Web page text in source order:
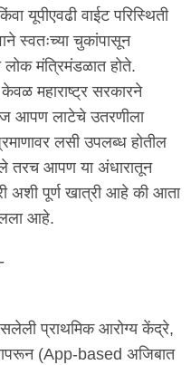
यूपीएवढी वाईट परिस्थिती
स्वतःच्या चुकांपासून
मंत्रिमंडळात होते.
केवळ महाराष्ट्र सरकारने
आपण लाटेचे उतरणीला
लसी उपलब्ध होतील
तरच आपण या अंधारातून
अशी पूर्ण खात्री आहे की आता
आहे.
प्राथमिक आरोग्य केंद्रे,
(App-based अजिबात